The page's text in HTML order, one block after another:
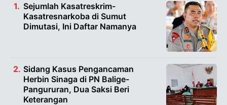
Sejumlah Kasatreskrim-
Kasatresnarkoba di Sumut
Dimutasi, Ini Daftar Namanya
Sidang Kasus Pengancaman
Herbin Sinaga di PN Balige-
Pangururan, Dua Saksi Beri
Keterangan